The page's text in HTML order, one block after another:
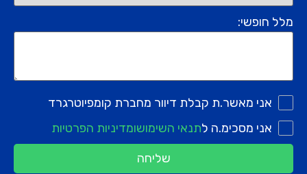
מלל חופשי:
אני מאשר.ת קבלת דיוור מחברת קומפיוטרגרד
אני מסכימ.ה לתנאי השימושומדיניות הפרטיות
שליחה